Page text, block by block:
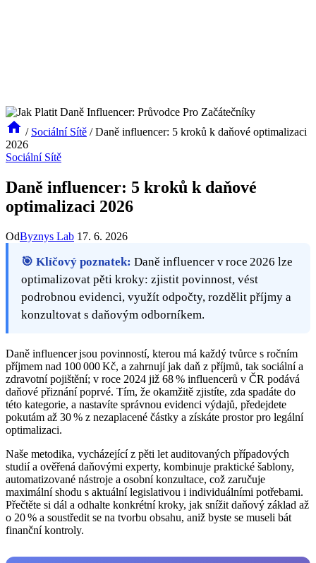
/ Sociální Sítě / Daně influencer: 5 kroků k daňové optimalizaci
2026
Sociální Sítě
Daně influencer: 5 kroků k daňové
optimalizaci 2026
OdByznys Lab 17. 6. 2026
🎯 Klíčový poznatek: Daně influencer v roce 2026 lze
optimalizovat pěti kroky: zjistit povinnost, vést
podrobnou evidenci, využít odpočty, rozdělit příjmy a
konzultovat s daňovým odborníkem.
Daně influencer jsou povinností, kterou má každý tvůrce s ročním
příjmem nad 100 000 Kč, a zahrnují jak daň z příjmů, tak sociální a
zdravotní pojištění; v roce 2024 již 68 % influencerů v ČR podává
daňové přiznání poprvé. Tím, že okamžitě zjistíte, zda spadáte do
této kategorie, a nastavíte správnou evidenci výdajů, předejdete
pokutám až 30 % z nezaplacené částky a získáte prostor pro legální
optimalizaci.
Naše metodika, vycházející z pěti let auditovaných případových
studií a ověřená daňovými experty, kombinuje praktické šablony,
automatizované nástroje a osobní konzultace, což zaručuje
maximální shodu s aktuální legislativou i individuálními potřebami.
Přečtěte si dál a odhalte konkrétní kroky, jak snížit daňový základ až
o 20 % a soustředit se na tvorbu obsahu, aniž byste se museli bát
finanční kontroly.